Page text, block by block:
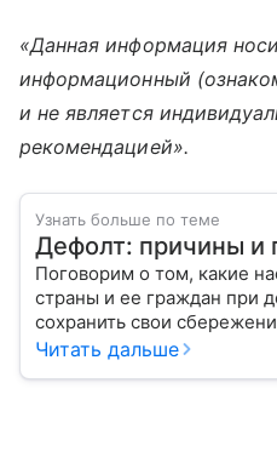
«Данная информация
информационный
и не является
рекомендацией».
Узнать больше по теме
Дефолт: причины и
Поговорим о том, какие
страны и ее граждан при
сохранить свои
жизни.
Читать дальше